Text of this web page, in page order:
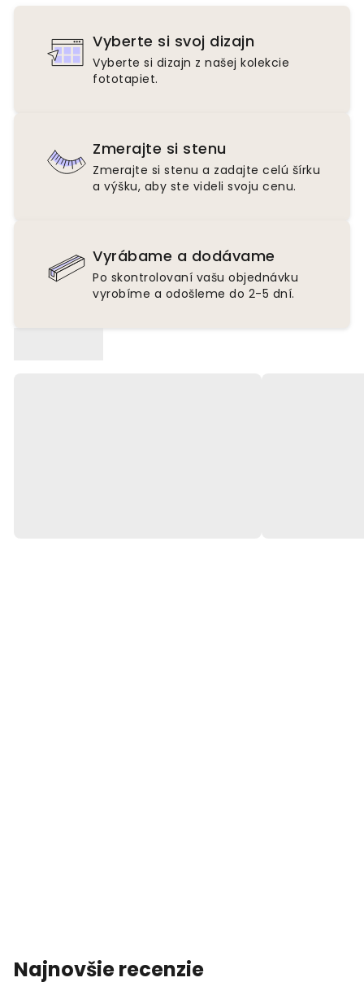
Vyberte si svoj dizajn
Vyberte si dizajn z našej kolekcie
fototapiet.
Zmerajte si stenu
Zmerajte si stenu a zadajte celú šírku
a výšku, aby ste videli svoju cenu.
Vyrábame a dodávame
Po skontrolovaní vašu objednávku
vyrobíme a odošleme do 2-5 dní.
Najnovšie recenzie